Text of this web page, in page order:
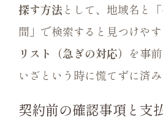
探す方法 として、地域名と
間」で検索すると見つけやす
リスト（急ぎの対応） を事
いざという時に慌てずに済み
契約前の確認事項と支